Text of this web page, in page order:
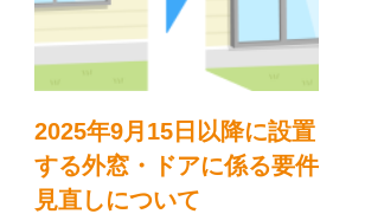
2025年9月15日以降に設置
する外窓・ドアに係る要件
見直しについて